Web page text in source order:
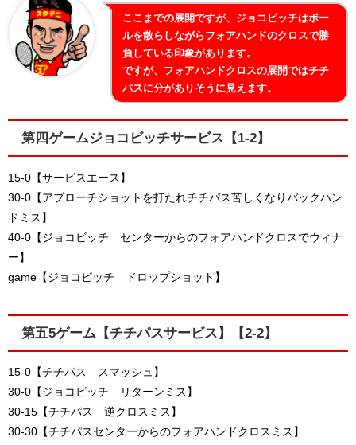
ここまでの展開ですが、ジョコビッチはボー
ルを散らしながらフォアハンドのクロスで勝
負している印象があります。
ですが、フォアハンドクロスの展開ではチチ
パスに分がありそうに見えます。
第四ゲームジョコビッチサービス【1-2】
15-0【サービスエース】
30-0【アプローチショットを打たれチチパス苦しくなりバックハン
ドミス】
40-0【ジョコビッチ センターからのフォアハンドクロスでウィナ
ー】
game【ジョコビッチ ドロップショット】
第五5ゲーム【チチパスサービス】【2-2】
15-0【チチパス スマッシュ】
30-0【ジョコビッチ リターンミス】
30-15【チチパス 逆クロスミス】
30-30【チチパスセンターからのフォアハンドクロスミス】